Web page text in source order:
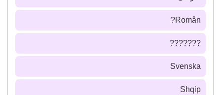
Român?
???????
Svenska
Shqip